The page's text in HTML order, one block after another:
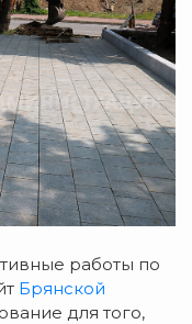
работы по
Брянской
для того,